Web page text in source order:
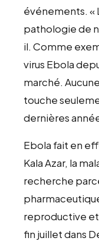
événements. «
pathologie de
il. Comme
virus Ebola
marché.
touche
dernières
Ebola fait en
Kala Azar, la
recherche
reproductive et
fin juillet dans